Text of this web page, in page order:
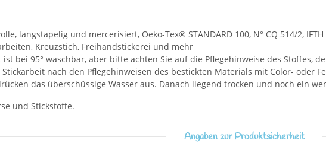
langstapelig und mercerisiert, Oeko-Tex® STANDARD 100, N° CQ 514/2,
Kreuzstich, Freihandstickerei und mehr
ist bei 95° waschbar, aber bitte achten Sie auf die Pflegehinweise des Stoffes,
Stickarbeit nach den Pflegehinweisen des bestickten Materials mit Color- oder
das überschüssige Wasser aus. Danach liegend trocken und noch ein
und Stickstoffe.
Angaben zur Produktsicherheit